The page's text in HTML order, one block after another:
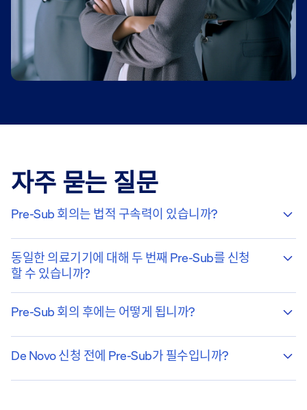
자주 묻는 질문
Pre-Sub 회의는 법적 구속력이 있습니까?
동일한 의료기기에 대해 두 번째 Pre-Sub를 신청
할 수 있습니까?
Pre-Sub 회의 후에는 어떻게 됩니까?
De Novo 신청 전에 Pre-Sub가 필수입니까?